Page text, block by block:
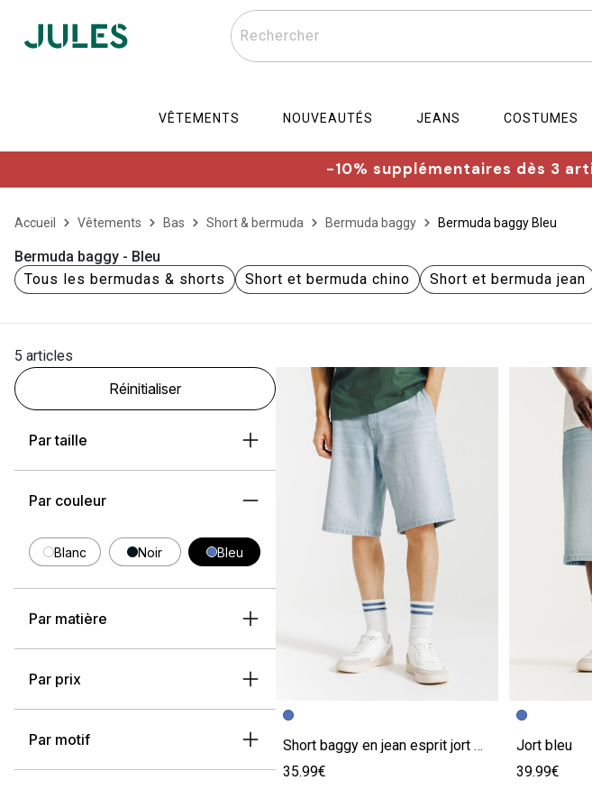
Rechercher
VÊTEMENTS NOUVEAUTÉS JEANS COSTUMES
-10% supplémentaires dès 3
Accueil Vêtements Bas Short & bermuda Bermuda baggy Bermuda baggy Bleu
Bermuda baggy - Bleu
Tous les bermudas & shorts
Short et bermuda chino Short et bermuda jean
5 articles
Réinitialiser
Par taille
Par couleur
Blanc Noir Bleu
Par matière
Par prix
Par motif
Image précédente
Image suivante
Short baggy en jean esprit jort bleu
35.99€
Image
Image
Jort bleu
39.99€